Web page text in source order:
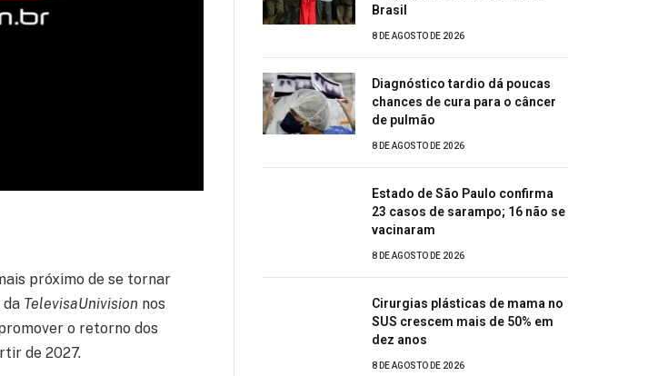
próximo de se tornar
da TelevisaUnivision nos
o retorno dos
de 2027.
Brasil
8 DE AGOSTO DE 2026
Diagnóstico tardio dá poucas
chances de cura para o câncer
de pulmão
8 DE AGOSTO DE 2026
Estado de São Paulo confirma
23 casos de sarampo; 16 não se
vacinaram
8 DE AGOSTO DE 2026
Cirurgias plásticas de mama no
SUS crescem mais de 50% em
dez anos
8 DE AGOSTO DE 2026